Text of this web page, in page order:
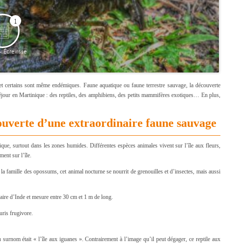
1
Écrevisse
sont même endémiques. Faune aquatique ou faune terrestre sauvage, la découverte
en Martinique : des reptiles, des amphibiens, des petits mammifères exotiques… En plus,
d’une extraordinaire faune sauvage
surtout dans les zones humides. Différentes espèces animales vivent sur l’île aux fleurs,
sur l’île.
famille des opossums, cet animal nocturne se nourrit de grenouilles et d’insectes, mais aussi
d’Inde et mesure entre 30 cm et 1 m de long.
frugivore.
était « l’île aux iguanes ». Contrairement à l’image qu’il peut dégager, ce reptile aux